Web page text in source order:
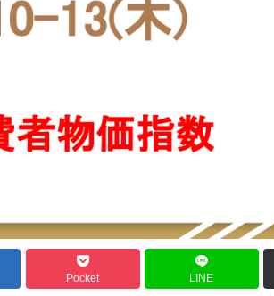
Pocket LINE